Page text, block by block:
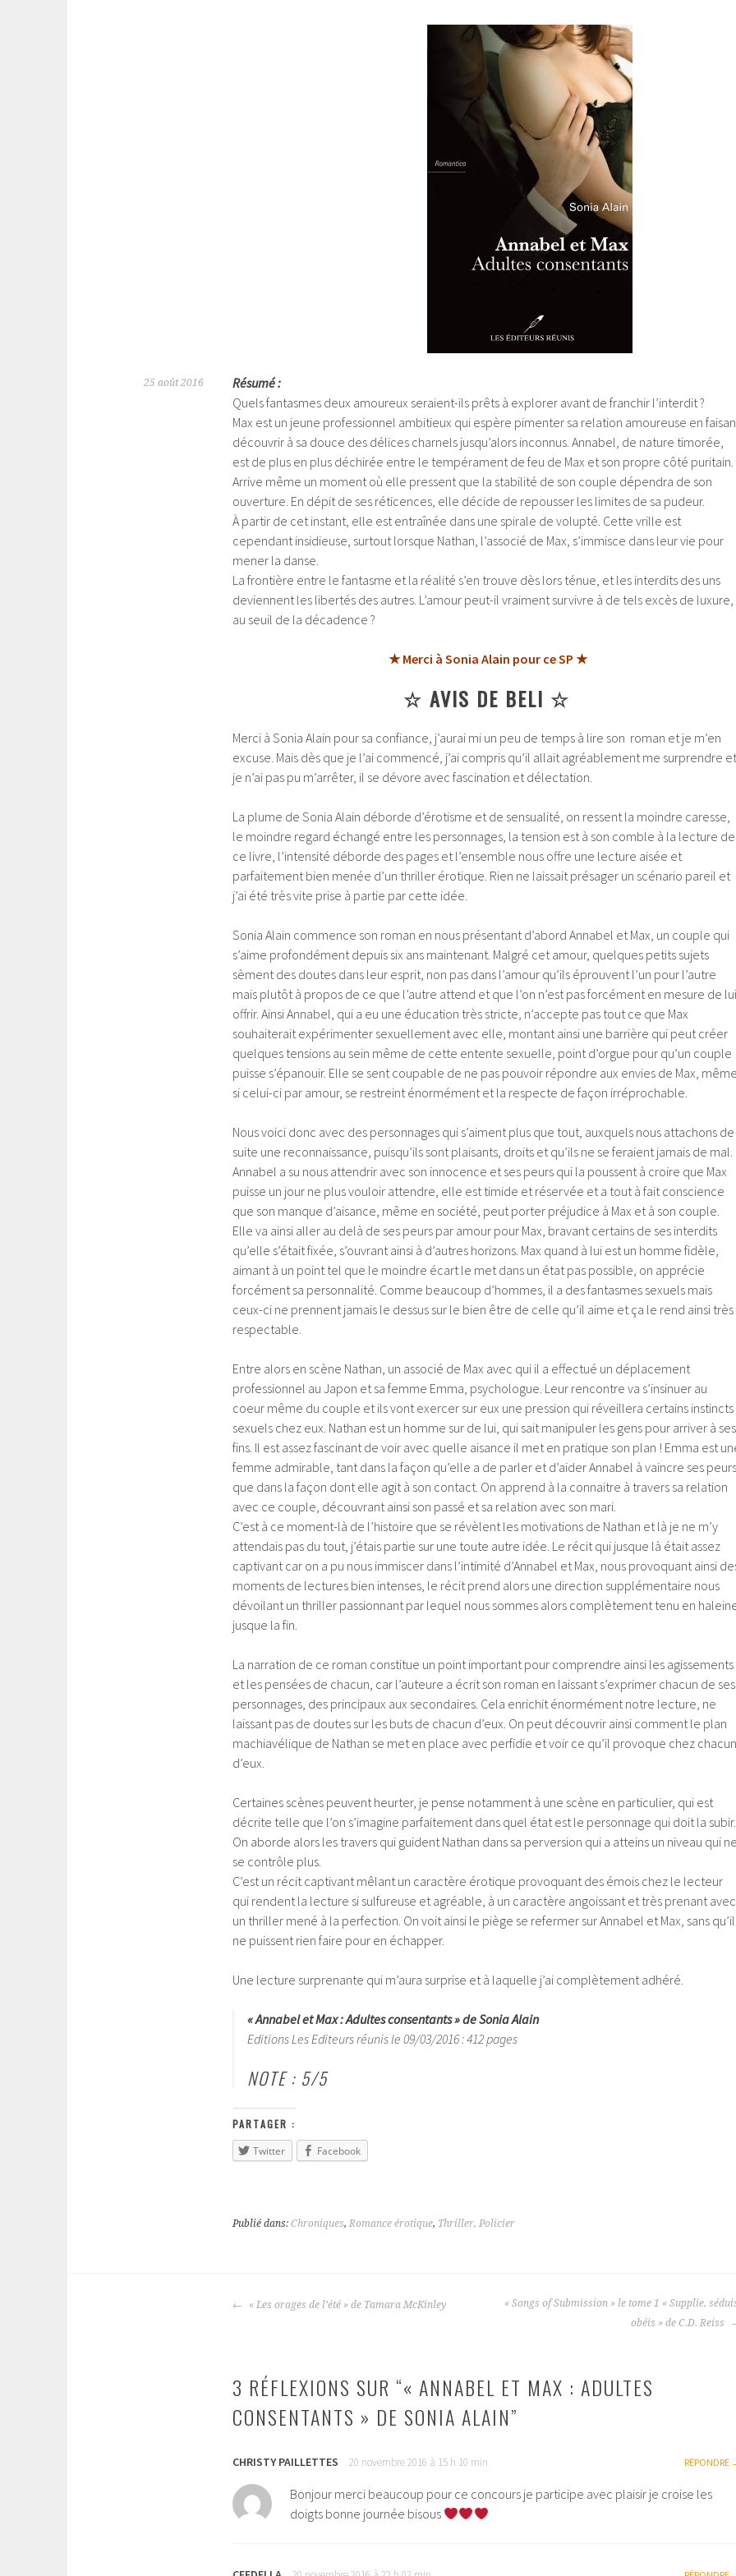
25 août 2016
Résumé :
Quels fantasmes deux amoureux seraient-ils prêts à explorer avant de franchir l’interdit ?
Max est un jeune professionnel ambitieux qui espère pimenter sa relation amoureuse en
découvrir à sa douce des délices charnels jusqu’alors inconnus. Annabel, de nature timorée,
est de plus en plus déchirée entre le tempérament de feu de Max et son propre côté puritain.
Arrive même un moment où elle pressent que la stabilité de son couple dépendra de son
ouverture. En dépit de ses réticences, elle décide de repousser les limites de sa pudeur.
À partir de cet instant, elle est entraînée dans une spirale de volupté. Cette vrille est
cependant insidieuse, surtout lorsque Nathan, l’associé de Max, s’immisce dans leur vie pour
mener la danse.
La frontière entre le fantasme et la réalité s’en trouve dès lors ténue, et les interdits des uns
deviennent les libertés des autres. L’amour peut-il vraiment survivre à de tels excès de luxure,
au seuil de la décadence ?
★ Merci à Sonia Alain pour ce SP ★
☆ AVIS DE BELI ☆
Merci à Sonia Alain pour sa confiance, j’aurai mi un peu de temps à lire son roman et je m’en
excuse. Mais dès que je l’ai commencé, j’ai compris qu’il allait agréablement me surprendre et
je n’ai pas pu m’arrêter, il se dévore avec fascination et délectation.
La plume de Sonia Alain déborde d’érotisme et de sensualité, on ressent la moindre caresse,
le moindre regard échangé entre les personnages, la tension est à son comble à la lecture de
ce livre, l’intensité déborde des pages et l’ensemble nous offre une lecture aisée et
parfaitement bien menée d’un thriller érotique. Rien ne laissait présager un scénario pareil et
j’ai été très vite prise à partie par cette idée.
Sonia Alain commence son roman en nous présentant d’abord Annabel et Max, un couple qui
s’aime profondément depuis six ans maintenant. Malgré cet amour, quelques petits sujets
sèment des doutes dans leur esprit, non pas dans l’amour qu’ils éprouvent l’un pour l’autre
mais plutôt à propos de ce que l’autre attend et que l’on n’est pas forcément en mesure de lui
offrir. Ainsi Annabel, qui a eu une éducation très stricte, n’accepte pas tout ce que Max
souhaiterait expérimenter sexuellement avec elle, montant ainsi une barrière qui peut créer
quelques tensions au sein même de cette entente sexuelle, point d’orgue pour qu’un couple
puisse s’épanouir. Elle se sent coupable de ne pas pouvoir répondre aux envies de Max,
si celui-ci par amour, se restreint énormément et la respecte de façon irréprochable.
Nous voici donc avec des personnages qui s’aiment plus que tout, auxquels nous attachons de
suite une reconnaissance, puisqu’ils sont plaisants, droits et qu’ils ne se feraient jamais de mal.
Annabel a su nous attendrir avec son innocence et ses peurs qui la poussent à croire que Max
puisse un jour ne plus vouloir attendre, elle est timide et réservée et a tout à fait conscience
que son manque d’aisance, même en société, peut porter préjudice à Max et à son couple.
Elle va ainsi aller au delà de ses peurs par amour pour Max, bravant certains de ses interdits
qu’elle s’était fixée, s’ouvrant ainsi à d’autres horizons. Max quand à lui est un homme fidèle,
aimant à un point tel que le moindre écart le met dans un état pas possible, on apprécie
forcément sa personnalité. Comme beaucoup d’hommes, il a des fantasmes sexuels mais
ceux-ci ne prennent jamais le dessus sur le bien être de celle qu’il aime et ça le rend ainsi très
respectable.
Entre alors en scène Nathan, un associé de Max avec qui il a effectué un déplacement
professionnel au Japon et sa femme Emma, psychologue. Leur rencontre va s’insinuer au
coeur même du couple et ils vont exercer sur eux une pression qui réveillera certains instincts
sexuels chez eux. Nathan est un homme sur de lui, qui sait manipuler les gens pour arriver à ses
fins. Il est assez fascinant de voir avec quelle aisance il met en pratique son plan ! Emma est
femme admirable, tant dans la façon qu’elle a de parler et d’aider Annabel à vaincre ses peurs
que dans la façon dont elle agit à son contact. On apprend à la connaitre à travers sa relation
avec ce couple, découvrant ainsi son passé et sa relation avec son mari.
C’est à ce moment-là de l’histoire que se révèlent les motivations de Nathan et là je ne m’y
attendais pas du tout, j’étais partie sur une toute autre idée. Le récit qui jusque là était assez
captivant car on a pu nous immiscer dans l’intimité d’Annabel et Max, nous provoquant ainsi
moments de lectures bien intenses, le récit prend alors une direction supplémentaire nous
dévoilant un thriller passionnant par lequel nous sommes alors complètement tenu en
jusque la fin.
La narration de ce roman constitue un point important pour comprendre ainsi les agissements
et les pensées de chacun, car l’auteure a écrit son roman en laissant s’exprimer chacun de ses
personnages, des principaux aux secondaires. Cela enrichit énormément notre lecture, ne
laissant pas de doutes sur les buts de chacun d’eux. On peut découvrir ainsi comment le plan
machiavélique de Nathan se met en place avec perfidie et voir ce qu’il provoque chez chacun
d’eux.
Certaines scènes peuvent heurter, je pense notamment à une scène en particulier, qui est
décrite telle que l’on s’imagine parfaitement dans quel état est le personnage qui doit la subir.
On aborde alors les travers qui guident Nathan dans sa perversion qui a atteins un niveau qui
se contrôle plus.
C’est un récit captivant mêlant un caractère érotique provoquant des émois chez le lecteur
qui rendent la lecture si sulfureuse et agréable, à un caractère angoissant et très prenant avec
un thriller mené à la perfection. On voit ainsi le piège se refermer sur Annabel et Max, sans
ne puissent rien faire pour en échapper.
Une lecture surprenante qui m’aura surprise et à laquelle j’ai complètement adhéré.
« Annabel et Max : Adultes consentants » de Sonia Alain
Editions Les Editeurs réunis le 09/03/2016 : 412 pages
NOTE : 5/5
PARTAGER :
Twitter
Facebook
Publié dans: Chroniques,Romance érotique, Thriller, Policier
« Les orages de l’été » de Tamara McKinley
« Songs of Submission » le tome 1 « Supplie,
obéis » de C.D. Reiss
3 RÉFLEXIONS SUR “« ANNABEL ET MAX : ADULTES
CONSENTANTS » DE SONIA ALAIN”
CHRISTY PAILLETTES 20 novembre 2016 à 15 h 10 min RÉPONDRE
Bonjour merci beaucoup pour ce concours je participe avec plaisir je croise les
doigts bonne journée bisous